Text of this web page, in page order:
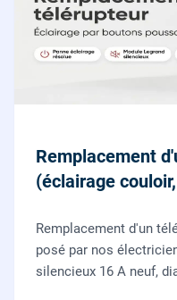
Remplacement
(éclairage
Remplacement d'un
posé par nos
silencieux 16 A neuf,